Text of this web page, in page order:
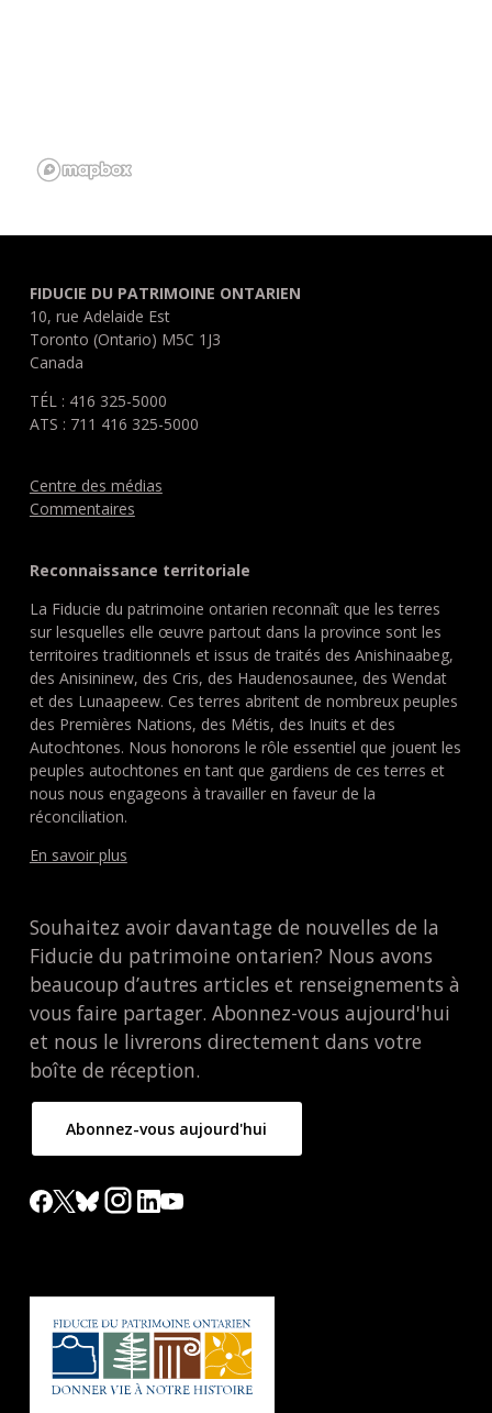
FIDUCIE DU PATRIMOINE ONTARIEN
10, rue Adelaide Est
Toronto (Ontario) M5C 1J3
Canada
TÉL : 416 325-5000
ATS : 711 416 325-5000
Centre des médias
Commentaires
Reconnaissance territoriale
La Fiducie du patrimoine ontarien reconnaît que les terres
sur lesquelles elle œuvre partout dans la province sont les
territoires traditionnels et issus de traités des Anishinaabeg,
des Anisininew, des Cris, des Haudenosaunee, des Wendat
et des Lunaapeew. Ces terres abritent de nombreux peuples
des Premières Nations, des Métis, des Inuits et des
Autochtones. Nous honorons le rôle essentiel que jouent les
peuples autochtones en tant que gardiens de ces terres et
nous nous engageons à travailler en faveur de la
réconciliation.
En savoir plus
Souhaitez avoir davantage de nouvelles de la
Fiducie du patrimoine ontarien? Nous avons
beaucoup d’autres articles et renseignements à
vous faire partager. Abonnez-vous aujourd'hui
et nous le livrerons directement dans votre
boîte de réception.
Abonnez-vous aujourd'hui